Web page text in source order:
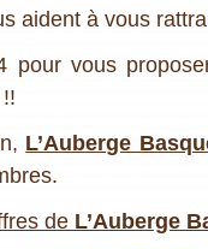
aident à vous
pour vous
L’Auberge
de L’Auberge